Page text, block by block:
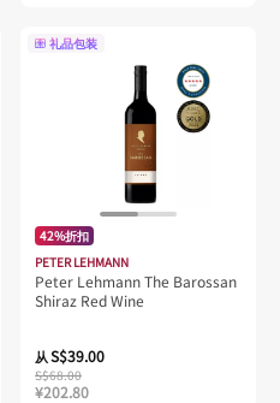
礼品包装
42%折扣
PETER LEHMANN
Peter Lehmann The Barossan
Shiraz Red Wine
从S$39.00
S$68.00
¥202.80